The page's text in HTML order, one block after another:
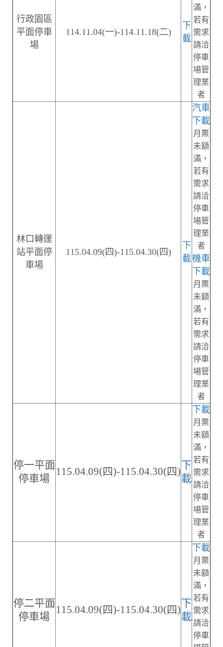
行政園區
平面停車
場
114.11.04(一)-114.11.18(二)
下
載
滿，
若有
需求
請洽
停車
場管
理業
者
林口轉運
站平面停
車場
115.04.09(四)-115.04.30(四)
下
載
汽車
下載
月票
未額
滿，
若有
需求
請洽
停車
場管
理業
者
機車
下載
月票
未額
滿，
若有
需求
請洽
停車
場管
理業
者
停一平面
停車場
115.04.09(四)-115.04.30(四)
下
載
下載
月票
未額
滿，
若有
需求
請洽
停車
場管
理業
者
停二平面
停車場
115.04.09(四)-115.04.30(四)
下
載
下載
月票
未額
滿，
若有
需求
請洽
停車